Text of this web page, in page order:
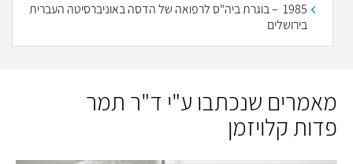
1985 – בוגרת ביה"ס לרפואה של הדסה באוניברסיטה העברית
בירושלים
מאמרים שנכתבו ע"י ד"ר תמר
פדות קלויזמן